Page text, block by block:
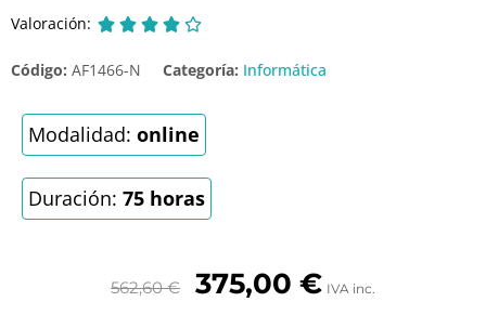
Valoración:     
Código: AF1466-N Categoría: Informática
Modalidad: online
Duración: 75 horas
562,60€ 375,00 € IVA inc.